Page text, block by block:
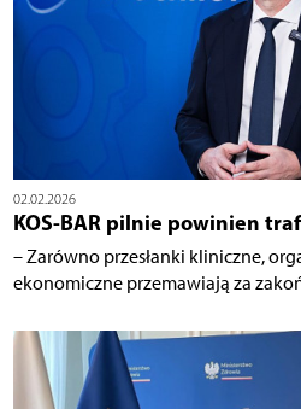
02.02.2026
KOS-BAR pilnie powinien
– Zarówno przesłanki kliniczne,
ekonomiczne przemawiają za